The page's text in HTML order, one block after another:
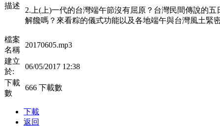
描述
2.上(上)一代的台灣端午節沒有屈原？台灣民間傳說的
解饞嗎？來看粽的儀式功能以及各地端午與台灣風土緊
檔案
名稱
20170605.mp3
建立
於:
06/05/2017 12:38
下載
數
666 下載數
下載
返回